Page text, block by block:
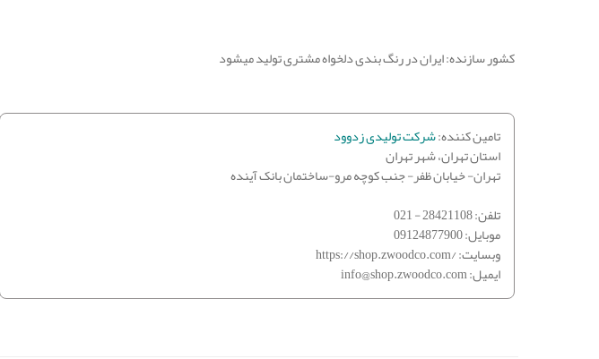
کشور سازنده: ایران در رنگ بندی دلخواه مشتری تولید میشود
تامین کننده:شرکت تولیدی زدوود
استان تهران، شهر تهران
تهران- خیابان ظفر- جنب کوچه مرو-ساختمان بانک آینده
تلفن:021 - 28421108
موبایل:09124877900
وبسایت:https://shop.zwoodco.com/
ایمیل:info@shop.zwoodco.com